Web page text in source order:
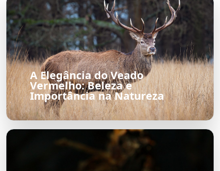
A Elegância do Veado
Vermelho: Beleza e
Importância na Natureza